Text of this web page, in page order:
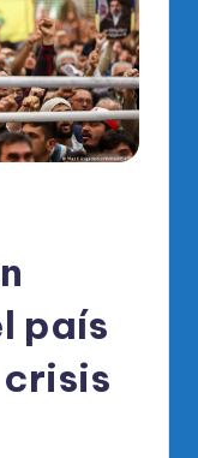
país
crisis